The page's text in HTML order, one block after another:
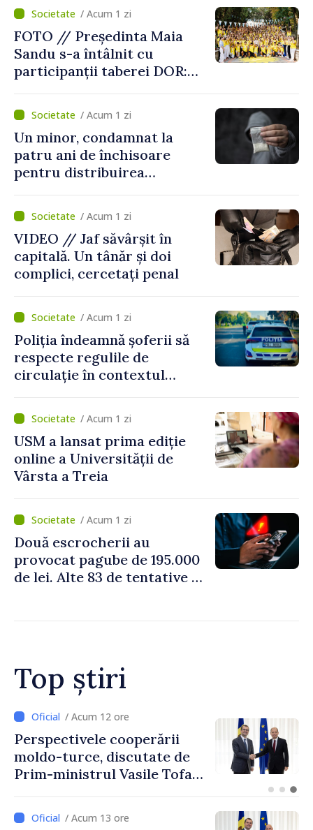
/ Acum 1 zi
FOTO // Președinta Maia
Sandu s-a întâlnit cu
participanții taberei DOR:
noastră rămâne puternică”
/ Acum 1 zi
Un minor, condamnat la
patru ani de închisoare
pentru distribuirea
/ Acum 1 zi
VIDEO // Jaf săvârșit în
capitală. Un tânăr și doi
complici, cercetați penal
/ Acum 1 zi
Poliția îndeamnă șoferii să
respecte regulile de
circulație în contextul
perioada concediilor
/ Acum 1 zi
USM a lansat prima ediție
online a Universității de
Vârsta a Treia
/ Acum 1 zi
Două escrocherii au
provocat pagube de 195.000
de lei. Alte 83 de tentative au
Top știri
/ Acum 10 ore
Forumul Diasporei //
Republica Moldova,
promovată în Elveția prin
exporturi
/ Acum 13 ore